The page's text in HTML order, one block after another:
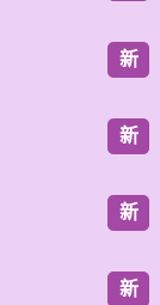
新
新
新
新